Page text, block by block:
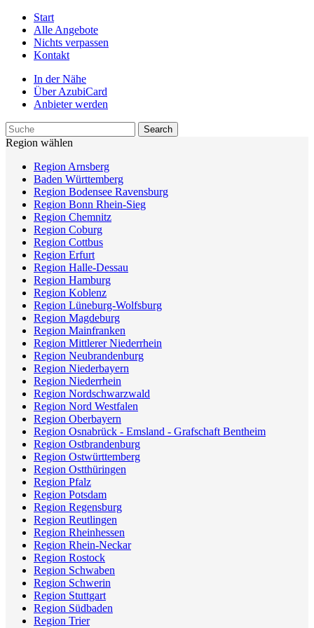
Start
Alle Angebote
Nichts verpassen
Kontakt
In der Nähe
Über AzubiCard
Anbieter werden
Region wählen
Region Arnsberg
Baden Württemberg
Region Bodensee Ravensburg
Region Bonn Rhein-Sieg
Region Chemnitz
Region Coburg
Region Cottbus
Region Erfurt
Region Halle-Dessau
Region Hamburg
Region Koblenz
Region Lüneburg-Wolfsburg
Region Magdeburg
Region Mainfranken
Region Mittlerer Niederrhein
Region Neubrandenburg
Region Niederbayern
Region Niederrhein
Region Nordschwarzwald
Region Nord Westfalen
Region Oberbayern
Region Osnabrück - Emsland - Grafschaft Bentheim
Region Ostbrandenburg
Region Ostwürttemberg
Region Ostthüringen
Region Pfalz
Region Potsdam
Region Regensburg
Region Reutlingen
Region Rheinhessen
Region Rhein-Neckar
Region Rostock
Region Schwaben
Region Schwerin
Region Stuttgart
Region Südbaden
Region Trier